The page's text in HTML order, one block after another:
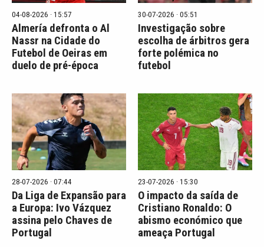
04-08-2026 · 15:57
Almería defronta o Al
Nassr na Cidade do
Futebol de Oeiras em
duelo de pré-época
30-07-2026 · 05:51
Investigação sobre
escolha de árbitros gera
forte polémica no
futebol
28-07-2026 · 07:44
Da Liga de Expansão para
a Europa: Ivo Vázquez
assina pelo Chaves de
Portugal
23-07-2026 · 15:30
O impacto da saída de
Cristiano Ronaldo: O
abismo económico que
ameaça Portugal